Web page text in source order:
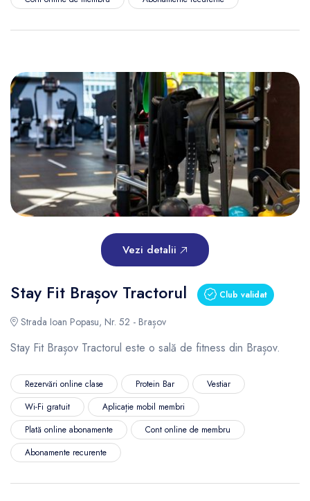
Vezi detalii
Stay Fit Brașov Tractorul Club validat
Strada Ioan Popasu, Nr. 52 - Brașov
Stay Fit Brașov Tractorul este o sală de fitness din Brașov.
Rezervări online clase Protein Bar
Vestiar
Wi-Fi gratuit
Aplicație mobil membri
Plată online abonamente
Cont online de membru
Abonamente recurente